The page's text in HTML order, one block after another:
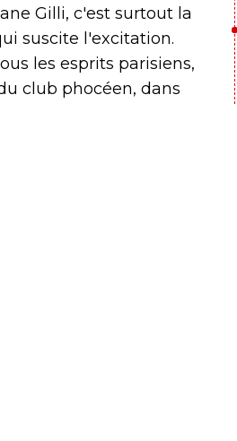
Gilli, c'est surtout la
suscite l'excitation.
les esprits parisiens,
club phocéen, dans